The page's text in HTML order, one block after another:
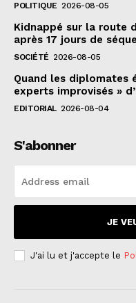
POLITIQUE 2026-08-05
Kidnappé sur la route
après 17 jours de
SOCIÉTÉ 2026-08-05
Quand les diplomates
experts improvisés »
EDITORIAL 2026-08-04
S'abonner
JE
J'ai lu et j'accepte le